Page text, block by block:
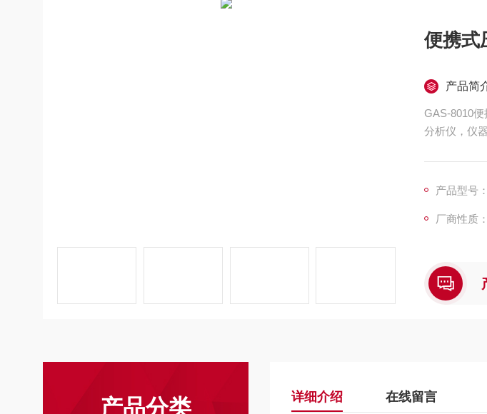
便携式
产品简
GAS-8010
分析仪，仪
产品型号
厂商性质
产品分类 详细介绍 在线留言